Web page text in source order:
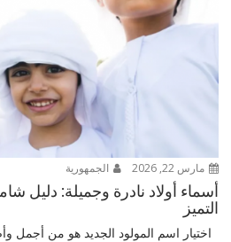
مارس 22, 2026 الجمهورية
أسماء أولاد نادرة وجميلة: دليل
التميز
اختيار اسم المولود الجديد هو من أجمل